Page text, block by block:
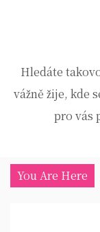
Hledáte
vážně žije, kde
pro vás
You Are Here